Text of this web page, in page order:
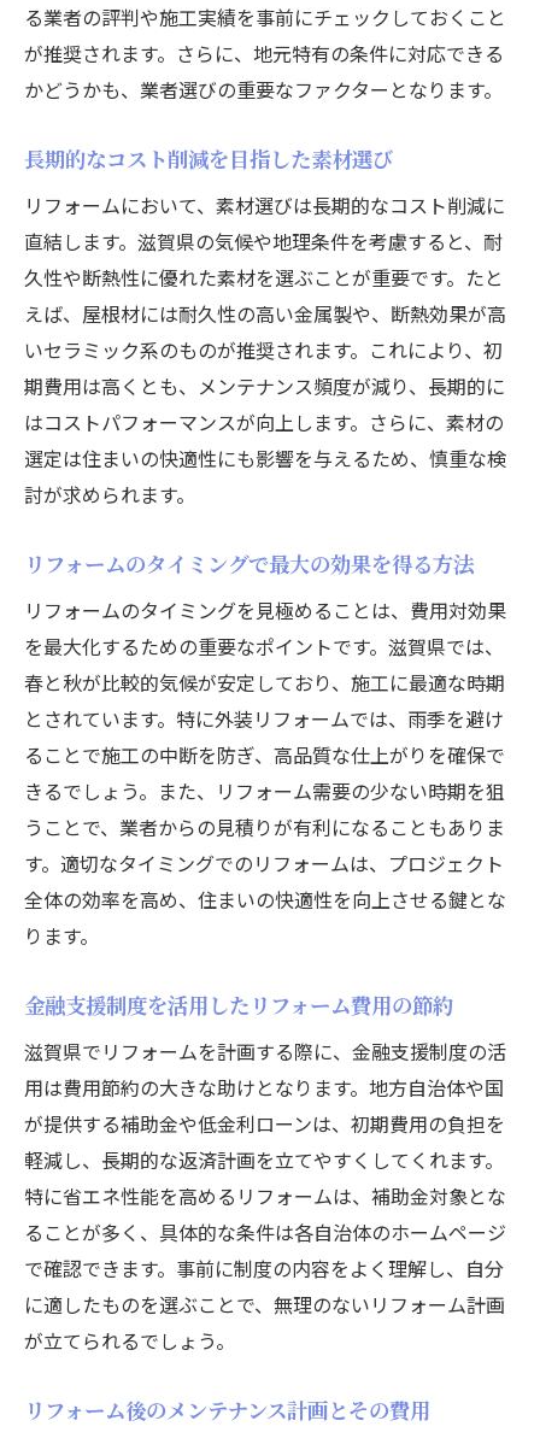
DIYでできる簡単リフォームアイデア
費用対効果の高いデザインの選定方法
プロに依頼する際に知っておくべきコスト
美観を考慮した外構リフォームのポイント
快適な住まいを実現するための賢いリフォーム
計画
生活スタイルに合わせた空間デザイン
家族の未来を見据えたリフォーム提案
住宅性能を最大限に引き出すプランニング
リフォーム前に検討すべき優先順位のつけ
方
ン
新しい生活様式に対応する住まいづくり
滋賀県の気候に適したリフォームの選び方
湿気対策を考慮したリフォームアイデア
冬の寒さ対策に効果的な設備選び
夏の暑さを軽減するための断熱リフォーム
自然災害に強い住まいの設計方法
エコ生活を実現するための省エネリフォー
ム
向上
最新の省エネ技術を導入したリフォーム事
例
エネルギー効率を高める窓の選び方
室内環境改善のための換気リフォーム
太陽光発電を活用したエコ住宅改修
断熱性能を高めるための外壁リフォーム
快適性を追求した室内リフォームのポイン
ト
リフォームで使える補助金とその活用法
る業者の評判や施工実績を事前にチェックしておくこと
が推奨されます。さらに、地元特有の条件に対応できる
かどうかも、業者選びの重要なファクターとなります。
長期的なコスト削減を目指した素材選び
リフォームにおいて、素材選びは長期的なコスト削減に
直結します。滋賀県の気候や地理条件を考慮すると、耐
久性や断熱性に優れた素材を選ぶことが重要です。たと
えば、屋根材には耐久性の高い金属製や、断熱効果が高
いセラミック系のものが推奨されます。これにより、初
期費用は高くとも、メンテナンス頻度が減り、長期的に
はコストパフォーマンスが向上します。さらに、素材の
選定は住まいの快適性にも影響を与えるため、慎重な検
討が求められます。
リフォームのタイミングで最大の効果を得る方法
リフォームのタイミングを見極めることは、費用対効果
を最大化するための重要なポイントです。滋賀県では、
春と秋が比較的気候が安定しており、施工に最適な時期
とされています。特に外装リフォームでは、雨季を避け
ることで施工の中断を防ぎ、高品質な仕上がりを確保で
きるでしょう。また、リフォーム需要の少ない時期を狙
うことで、業者からの見積りが有利になることもありま
す。適切なタイミングでのリフォームは、プロジェクト
全体の効率を高め、住まいの快適性を向上させる鍵とな
ります。
金融支援制度を活用したリフォーム費用の節約
滋賀県でリフォームを計画する際に、金融支援制度の活
用は費用節約の大きな助けとなります。地方自治体や国
が提供する補助金や低金利ローンは、初期費用の負担を
軽減し、長期的な返済計画を立てやすくしてくれます。
特に省エネ性能を高めるリフォームは、補助金対象とな
ることが多く、具体的な条件は各自治体のホームページ
で確認できます。事前に制度の内容をよく理解し、自分
に適したものを選ぶことで、無理のないリフォーム計画
が立てられるでしょう。
リフォーム後のメンテナンス計画とその費用